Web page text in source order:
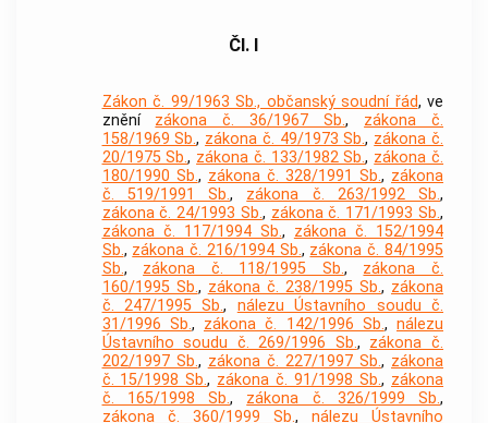
Čl. I
Zákon č. 99/1963 Sb., občanský soudní řád, ve
znění zákona č. 36/1967 Sb., zákona č.
158/1969 Sb., zákona č. 49/1973 Sb., zákona č.
20/1975 Sb., zákona č. 133/1982 Sb., zákona č.
180/1990 Sb., zákona č. 328/1991 Sb., zákona
č. 519/1991 Sb., zákona č. 263/1992 Sb.,
zákona č. 24/1993 Sb., zákona č. 171/1993 Sb.,
zákona č. 117/1994 Sb., zákona č. 152/1994
Sb., zákona č. 216/1994 Sb., zákona č. 84/1995
Sb., zákona č. 118/1995 Sb., zákona č.
160/1995 Sb., zákona č. 238/1995 Sb., zákona
č. 247/1995 Sb., nálezu Ústavního soudu č.
31/1996 Sb., zákona č. 142/1996 Sb., nálezu
Ústavního soudu č. 269/1996 Sb., zákona č.
202/1997 Sb., zákona č. 227/1997 Sb., zákona
č. 15/1998 Sb., zákona č. 91/1998 Sb., zákona
č. 165/1998 Sb., zákona č. 326/1999 Sb.,
zákona č. 360/1999 Sb., nálezu Ústavního